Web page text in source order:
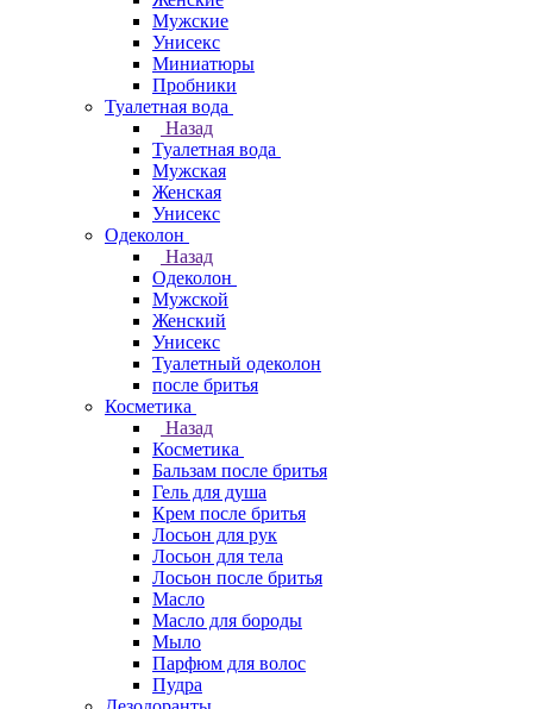
Мужские
Унисекс
Миниатюры
Пробники
Туалетная вода
Назад
Туалетная вода
Мужская
Женская
Унисекс
Одеколон
Назад
Одеколон
Мужской
Женский
Унисекс
Туалетный одеколон
после бритья
Косметика
Назад
Косметика
Бальзам после бритья
Гель для душа
Крем после бритья
Лосьон для рук
Лосьон для тела
Лосьон после бритья
Масло
Масло для бороды
Мыло
Парфюм для волос
Пудра